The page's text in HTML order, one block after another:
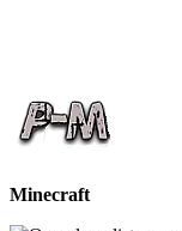
Minecraft